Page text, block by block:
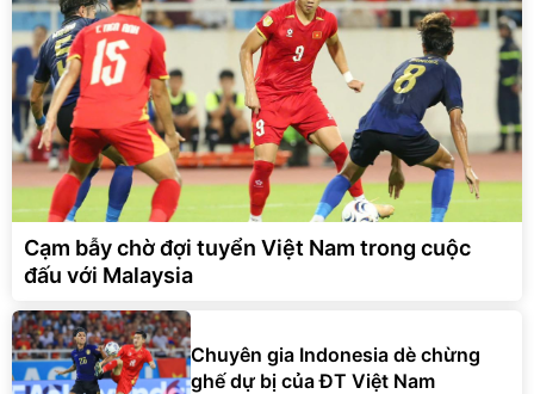
Cạm bẫy chờ đợi tuyển Việt Nam trong cuộc
đấu với Malaysia
Chuyên gia Indonesia dè chừng
ghế dự bị của ĐT Việt Nam